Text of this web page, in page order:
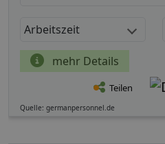
Arbeitszeit
mehr Details
Teilen
Quelle: germanpersonnel.de